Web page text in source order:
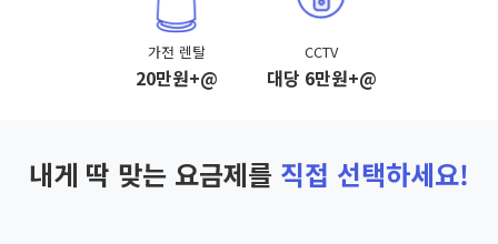
가전 렌탈
20만원+@
CCTV
대당 6만원+@
내게 딱 맞는 요금제를 직접 선택하세요!